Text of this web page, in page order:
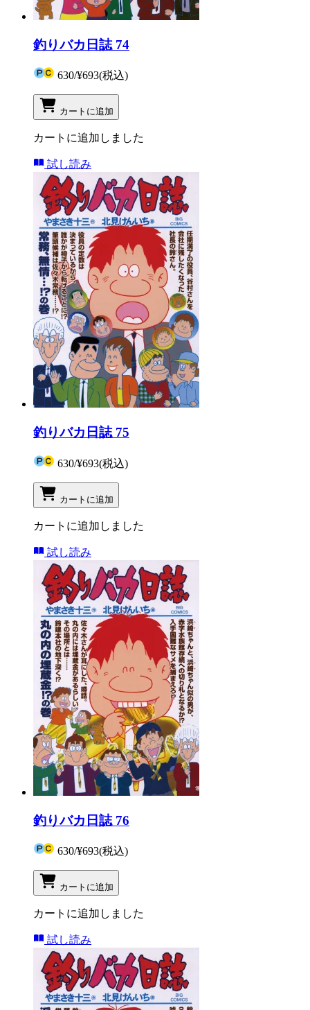
釣りバカ日誌 74
630/¥693(税込)
カートに追加
カートに追加しました
試し読み
釣りバカ日誌 75
630/¥693(税込)
カートに追加
カートに追加しました
試し読み
釣りバカ日誌 76
630/¥693(税込)
カートに追加
カートに追加しました
試し読み